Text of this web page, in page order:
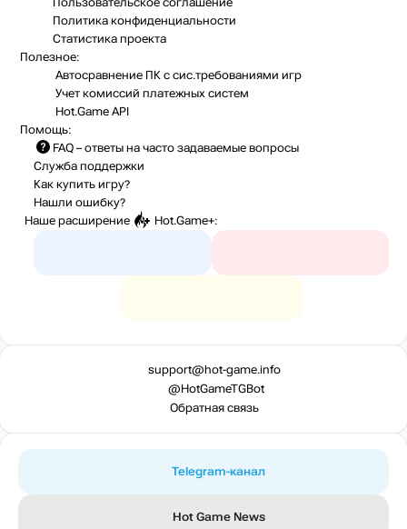
Политика конфиденциальности
Статистика проекта
Полезное:
Автосравнение ПК с сис.требованиями игр
Учет комиссий платежных систем
Hot.Game API
Помощь:
FAQ – ответы на часто задаваемые вопросы
Служба поддержки
Как купить игру?
Нашли ошибку?
Наше расширение
Hot.Game+:
support@hot-game.info
@HotGameTGBot
Обратная связь
Telegram-канал
Hot Game News